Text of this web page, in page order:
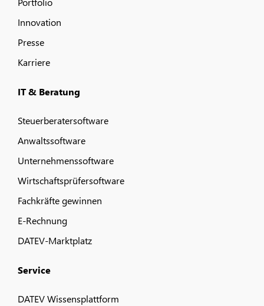
Innovation
Presse
Karriere
IT & Beratung
Steuerberatersoftware
Anwaltssoftware
Unternehmenssoftware
Wirtschaftsprüfersoftware
Fachkräfte gewinnen
E-Rechnung
DATEV-Marktplatz
Service
DATEV Wissensplattform